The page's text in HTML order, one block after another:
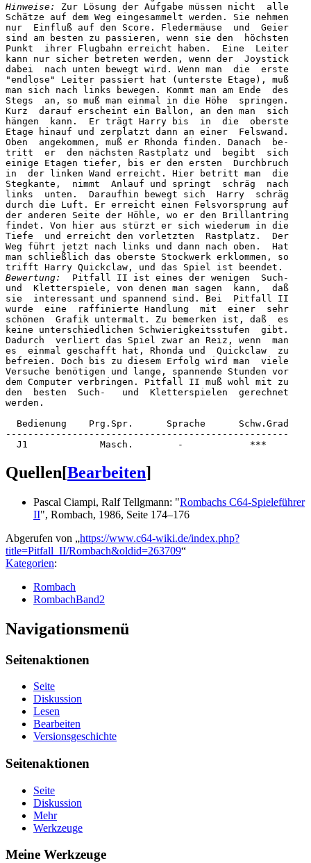
Hinweise:
Zur Lösung der Aufgabe müssen nicht  alle
Schätze auf dem Weg eingesammelt werden. Sie nehmen
nur  Einfluß auf den Score. Fledermäuse  und  Geier
sind am besten zu passieren, wenn sie den  höchsten
Punkt  ihrer Flugbahn erreicht haben.  Eine  Leiter
kann nur sicher betreten werden, wenn der  Joystick
dabei  nach unten bewegt wird. Wenn man  die  erste
"endlose" Leiter passiert hat (unterste Etage), muß
man sich nach links bewegen. Kommt man am Ende  des
Stegs  an, so muß man einmal in die Höhe  springen.
Kurz  darauf erscheint ein Ballon, an den man  sich
hängen  kann.  Er trägt Harry bis  in  die  oberste
Etage hinauf und zerplatzt dann an einer  Felswand.
Oben  angekommen, muß er Rhonda finden. Danach  be-
tritt  er  den nächsten Rastplatz und  begibt  sich
einige Etagen tiefer, bis er den ersten  Durchbruch
in  der linken Wand erreicht. Hier betritt man  die
Stegkante,  nimmt  Anlauf und springt  schräg  nach
links  unten.  Daraufhin bewegt sich  Harry  schräg
durch die Luft. Er erreicht einen Felsvorsprung auf
der anderen Seite der Höhle, wo er den Brillantring
findet. Von hier aus stürzt er sich wiederum in die
Tiefe  und erreicht den vorletzten  Rastplatz.  Der
Weg führt jetzt nach links und dann nach oben.  Hat
man schließlich das oberste Stockwerk erklommen, so
Bewertung:
  Pitfall II ist eines der wenigen  Such-
und  Kletterspiele, von denen man sagen  kann,  daß
sie  interessant und spannend sind. Bei  Pitfall II
wurde  eine  raffinierte Handlung  mit  einer  sehr
schönen  Grafik untermalt. Zu bemerken ist, daß  es
keine unterschiedlichen Schwierigkeitsstufen  gibt.
Dadurch  verliert das Spiel zwar an Reiz, wenn  man
es  einmal geschafft hat, Rhonda und  Quickclaw  zu
befreien. Doch bis zu diesem Erfolg wird man  viele
Versuche benötigen und lange, spannende Stunden vor
dem Computer verbringen. Pitfall II muß wohl mit zu
den  besten  Such-   und  Kletterspielen  gerechnet
werden.
  Bedienung    Prg.Spr.      Sprache      Schw.Grad
---------------------------------------------------
Quellen[Bearbeiten]
Pascal Ciampi, Ralf Tellgmann: "Rombachs C64-Spieleführer
II", Rombach, 1986, Seite 174–176
Abgerufen von „https://www.c64-wiki.de/index.php?
title=Pitfall_II/Rombach&oldid=263709“
Kategorien:
Rombach
RombachBand2
Navigationsmenü
Seitenaktionen
Seite
Diskussion
Lesen
Bearbeiten
Versionsgeschichte
Seitenaktionen
Seite
Diskussion
Mehr
Werkzeuge
Meine Werkzeuge